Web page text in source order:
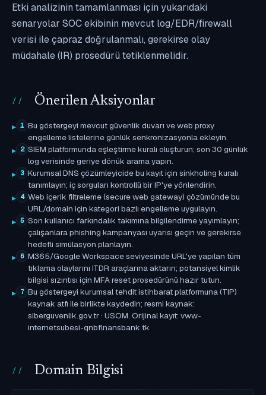
Etki analizinin tamamlanması için yukarıdaki
senaryolar SOC ekibinin mevcut log/EDR/firewall
verisi ile çapraz doğrulanmalı, gerekirse olay
müdahale (IR) prosedürü tetiklenmelidir.
Önerilen Aksiyonlar
1 Bu göstergeyi mevcut güvenlik duvarı ve web proxy
engelleme listelerine günlük senkronizasyonla ekleyin.
2 SIEM platformunda eşleştirme kuralı oluşturun; son 30 günlük
log verisinde geriye dönük arama yapın.
3 Kurumsal DNS çözümleyicide bu kayıt için sinkholing kuralı
tanımlayın; iç sorguları kontrollü bir IP'ye yönlendirin.
4 Web içerik filtreleme (secure web gateway) çözümünde bu
URL/domain için kategori bazlı engelleme uygulayın.
5 Son kullanıcı farkındalık takımına bilgilendirme yayımlayın;
çalışanlara phishing kampanyası uyarısı geçin ve gerekirse
hedefli simülasyon planlayın.
6 M365/Google Workspace seviyesinde URL'ye yapılan tüm
tıklama olaylarını ITDR araçlarına aktarın; potansiyel kimlik
bilgisi sızıntısı için MFA reset prosedürünü hazır tutun.
7 Bu göstergeyi kurumsal tehdit istihbarat platformuna (TIP)
kaynak atfı ile birlikte kaydedin; resmi kaynak:
siberguvenlik.gov.tr · USOM. Orijinal kayıt: vww-
internetsubesi-qnbflnansbank.tk
Domain Bilgisi